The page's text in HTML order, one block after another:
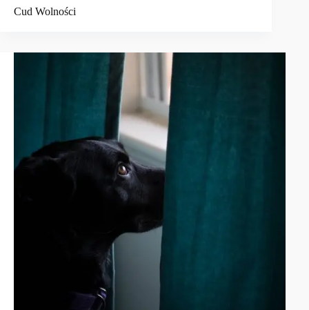
Cud Wolności